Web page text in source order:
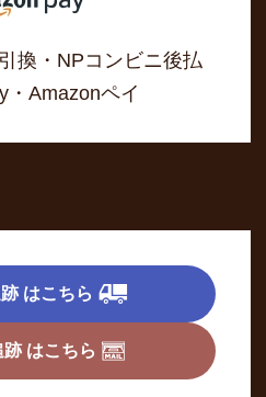
換・NPコンビニ後払
・Amazonペイ
はこちら
跡 はこちら